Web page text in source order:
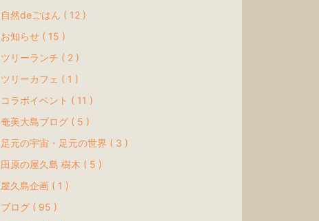
自然deごはん ( 12 )
お知らせ ( 15 )
ツリーランチ ( 2 )
ツリーカフェ ( 1 )
コラボイベント ( 11 )
奄美大島ブログ ( 5 )
足元の宇宙・足元の世界 ( 3 )
田原の屋久島 樹木 ( 5 )
屋久島企画 ( 1 )
ブログ ( 95 )